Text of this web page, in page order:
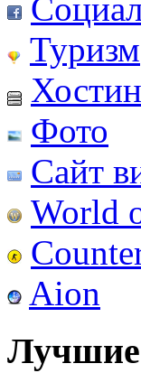
Туризм
Фото
Сайт
World
Aion